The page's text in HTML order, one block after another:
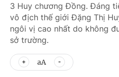
3 Huy chương Đồng. Đáng
vô địch thế giới Đặng Thị
ngôi vị cao nhất do không
sở trường.
aA